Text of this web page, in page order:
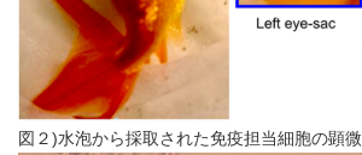
図２)水泡から採取された免疫担当細胞の顕